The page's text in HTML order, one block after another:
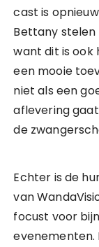
cast is
Bettany stelen
want dit is ook
een mooie
niet als een
aflevering
de
Echter is de
van
focust voor